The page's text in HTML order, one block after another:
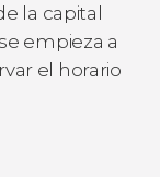
la capital
empieza a
el horario